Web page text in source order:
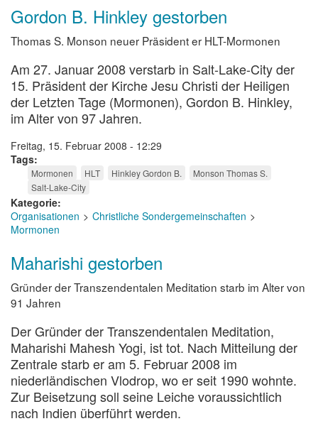
Gordon B. Hinkley gestorben
Thomas S. Monson neuer Präsident er HLT-Mormonen
Am 27. Januar 2008 verstarb in Salt-Lake-City der
15. Präsident der Kirche Jesu Christi der Heiligen
der Letzten Tage (Mormonen), Gordon B. Hinkley,
im Alter von 97 Jahren.
Freitag, 15. Februar 2008 - 12:29
Tags
Mormonen HLT Hinkley Gordon B.
Monson Thomas S.
Salt-Lake-City
Kategorie
Organisationen
Christliche Sondergemeinschaften
Mormonen
Maharishi gestorben
Gründer der Transzendentalen Meditation starb im Alter von
91 Jahren
Der Gründer der Transzendentalen Meditation,
Maharishi Mahesh Yogi, ist tot. Nach Mitteilung der
Zentrale starb er am 5. Februar 2008 im
niederländischen Vlodrop, wo er seit 1990 wohnte.
Zur Beisetzung soll seine Leiche voraussichtlich
nach Indien überführt werden.